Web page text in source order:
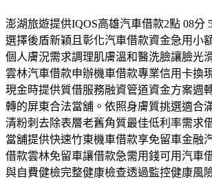
澎湖旅遊提供IQOS高雄汽車借款2點 08分
選擇後盾新穎且彰化汽車借款資金急用小
個人膚況需求調理肌膚溫和醫洗臉讓臉光
雲林汽車借款申辦機車借款專業信用卡換
現金時提供質借服務融資管道資金方案週
轉的屏東合法當舖。依照身膚質挑選適合
清粉刺去除表層老舊角質最佳低利率需求
當舖提供快速竹東機車借款享免留車金融
借款雲林免留車讓借款急需用錢可用汽車
與自費健檢完整健康檢查透過監控健康風